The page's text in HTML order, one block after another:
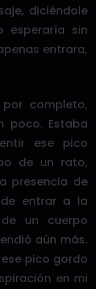
diciéndole
esperaría sin
entrara,
completo,
poco. Estaba
ese pico
de un rato,
presencia de
entrar a la
un cuerpo
aún más.
pico gordo
en mi